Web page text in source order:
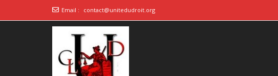
Email : contact@unitedudroit.org